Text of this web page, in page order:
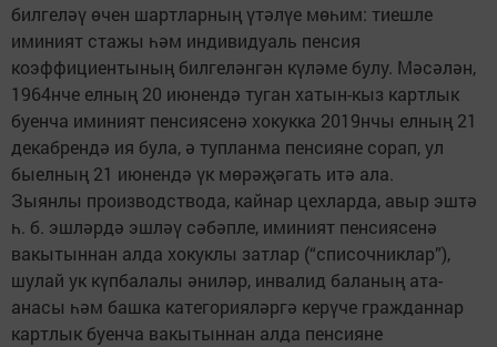
билгеләү өчен шартларның үтәлүе мөһим: тиешле
иминият стажы һәм индивидуаль пенсия
коэффициентының билгеләнгән күләме булу. Мәсәлән,
1964нче елның 20 июнендә туган хатын-кыз картлык
буенча иминият пенсиясенә хокукка 2019нчы елның 21
декабрендә ия була, ә тупланма пенсияне сорап, ул
быелның 21 июнендә үк мөрәҗәгать итә ала.
Зыянлы производствода, кайнар цехларда, авыр эштә
һ. б. эшләрдә эшләү сәбәпле, иминият пенсиясенә
вакытыннан алда хокуклы затлар (“списочниклар”),
шулай ук күпбалалы әниләр, инвалид баланың ата-
анасы һәм башка категорияләргә керүче гражданнар
картлык буенча вакытыннан алда пенсияне